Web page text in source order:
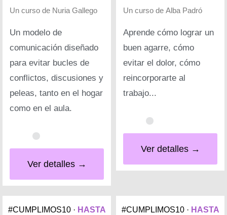
Un curso de Nuria Gallego
Un modelo de
comunicación diseñado
para evitar bucles de
conflictos, discusiones y
peleas, tanto en el hogar
como en el aula.
Ver detalles →
Un curso de Alba Padró
Aprende cómo lograr un
buen agarre, cómo
evitar el dolor, cómo
reincorporarte al
trabajo...
Ver detalles →
#CUMPLIMOS10 · HASTA
#CUMPLIMOS10 · HASTA